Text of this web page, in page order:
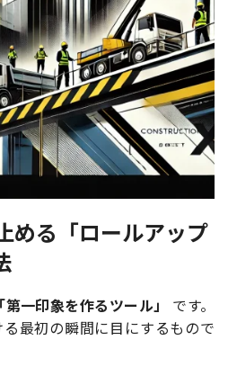
める「ロールアップ
「第一印象を作るツール」
です。
最初の瞬間に目にするもので